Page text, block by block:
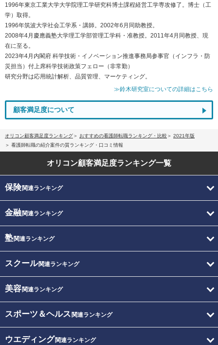
1996年東京工業大学大学院理工学研究科博士課程経営工学専攻修了。博士（工
学）取得。
1996年筑波大学社会工学系・講師。2002年6月同助教授。
2008年4月慶應義塾大学理工学部管理工学科・准教授。2011年4月同教授、現
在に至る。
2023年4月内閣府 科学技術・イノベーション推進事務局参事官（インフラ・防
災担当）付上席科学技術政策フェロー（非常勤）
研究分野は応用統計解析、品質管理、マーケティング。
≫鈴木研究室についての詳細はこちら
顧客満足度について
オリコン顧客満足度ランキング おすすめの看護師転職ランキング・比較
2021年版
看護師転職の紹介案件の質ランキング・口コミ情報
オリコン顧客満足度ランキング一覧
保険関連ランキング
金融関連ランキング
塾関連ランキング
スクール関連ランキング
美容関連ランキング
スポーツ＆ヘルス 関連ランキング
ウエディング関連ランキング